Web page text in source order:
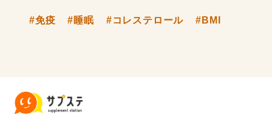
#免疫 #睡眠 #コレステロール #BMI